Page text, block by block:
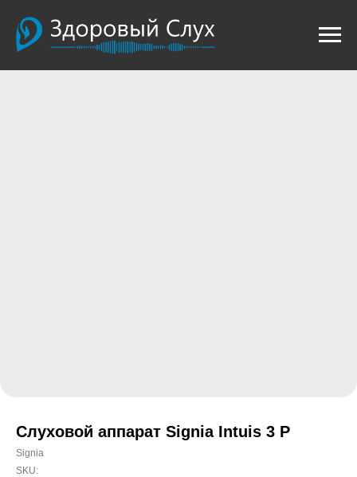
Слуховой аппарат Signia Intuis 3 P
Signia
SKU: